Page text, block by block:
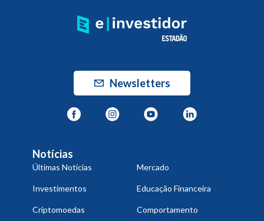
Newsletters
Notícias
Últimas Notícias Mercado
Investimentos Educação Financeira
Criptomoedas Comportamento